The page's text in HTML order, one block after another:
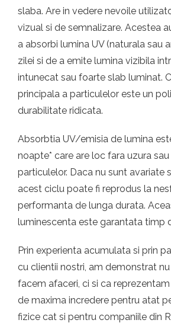
slaba. Are in vedere nevoile
vizual si de semnalizare. Acestea
a absorbi lumina UV (naturala sau
zilei si de a emite lumina vizibila
intunecat sau foarte slab luminat.
principala a particulelor este un
durabilitate ridicata.
Absorbtia UV/emisia de lumina
noapte* care are loc fara uzura
particulelor. Daca nu sunt avariate
acest ciclu poate fi reprodus la
performanta de lunga durata.
luminescenta este garantata timp
Prin experienta acumulata si prin
cu clientii nostri, am demonstrat
facem afaceri, ci si ca
de maxima incredere pentru atat
fizice cat si pentru companiile din